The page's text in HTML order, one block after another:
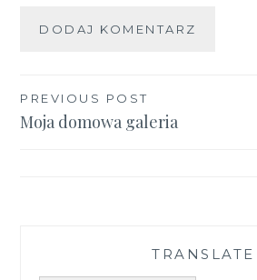
Nawigacja
wpisu
PREVIOUS POST
Moja domowa galeria
TRANSLATE